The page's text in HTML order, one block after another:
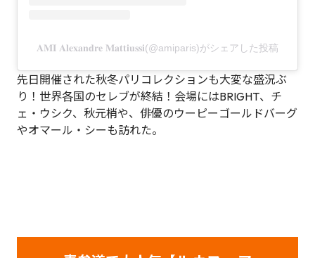
𝐀𝐌𝐈 𝐀𝐥𝐞𝐱𝐚𝐧𝐝𝐫𝐞 𝐌𝐚𝐭𝐭𝐢𝐮𝐬𝐬𝐢(@amiparis)がシェアした投稿
先日開催された秋冬パリコレクションも大変な盛況ぶ
り！世界各国のセレブが終結！会場にはBRIGHT、チ
ェ・ウシク、秋元梢や、俳優のウーピーゴールドバーグ
やオマール・シーも訪れた。